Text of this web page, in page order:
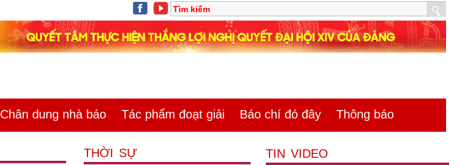
Chân dung nhà báo Tác phẩm đoạt giải Báo chí đó đây Thông báo
THỜI SỰ TIN VIDEO